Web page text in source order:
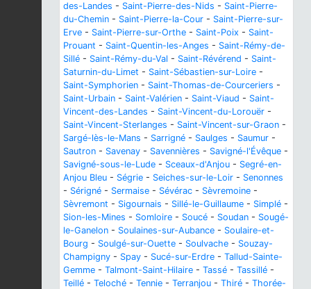
des-Landes - Saint-Pierre-des-Nids - Saint-Pierre-
du-Chemin - Saint-Pierre-la-Cour - Saint-Pierre-sur-
Erve - Saint-Pierre-sur-Orthe - Saint-Poix - Saint-
Prouant - Saint-Quentin-les-Anges - Saint-Rémy-de-
Sillé - Saint-Rémy-du-Val - Saint-Révérend - Saint-
Saturnin-du-Limet - Saint-Sébastien-sur-Loire -
Saint-Symphorien - Saint-Thomas-de-Courceriers -
Saint-Urbain - Saint-Valérien - Saint-Viaud - Saint-
Vincent-des-Landes - Saint-Vincent-du-Lorouër -
Saint-Vincent-Sterlanges - Saint-Vincent-sur-Graon -
Sargé-lès-le-Mans - Sarrigné - Saulges - Saumur -
Sautron - Savenay - Savennières - Savigné-l'Évêque -
Savigné-sous-le-Lude - Sceaux-d'Anjou - Segré-en-
Anjou Bleu - Ségrie - Seiches-sur-le-Loir - Senonnes
- Sérigné - Sermaise - Sévérac - Sèvremoine -
Sèvremont - Sigournais - Sillé-le-Guillaume - Simplé -
Sion-les-Mines - Somloire - Soucé - Soudan - Sougé-
le-Ganelon - Soulaines-sur-Aubance - Soulaire-et-
Bourg - Soulgé-sur-Ouette - Soulvache - Souzay-
Champigny - Spay - Sucé-sur-Erdre - Tallud-Sainte-
Gemme - Talmont-Saint-Hilaire - Tassé - Tassillé -
Teillé - Teloché - Tennie - Terranjou - Thiré - Thorée-